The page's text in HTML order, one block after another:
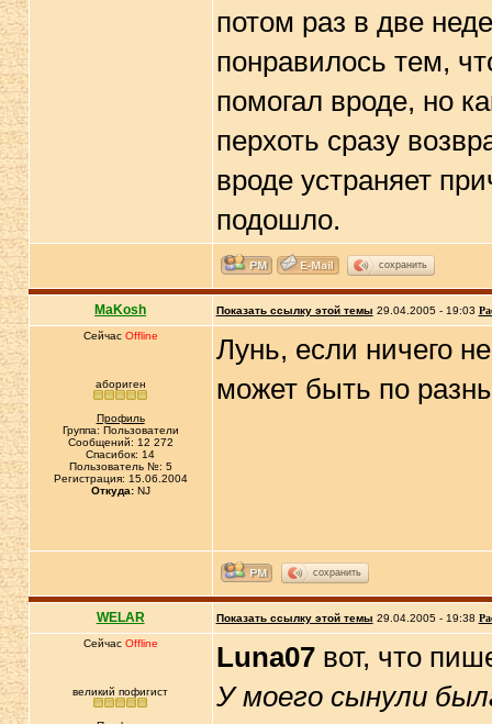
потом раз в две
понравилось тем,
помогал вроде, но
перхоть сразу
вроде устраняет
подошло.
сохранить
MaKosh Показать ссылку этой темы 29.04.2005 - 19:03
Сейчас Offline
абориген
Профиль
Группа: Пользователи
Сообщений: 12 272
Спасибок: 14
Пользователь №: 5
Регистрация: 15.06.2004
Откуда:NJ
Лунь, если ничего
может быть по
сохранить
WELAR Показать ссылку этой темы 29.04.2005 - 19:38
Сейчас Offline
великий пофигист
Luna07вот, что
У моего сынули